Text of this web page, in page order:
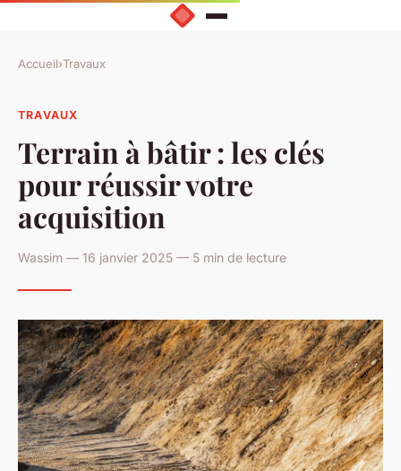
Accueil›Travaux
TRAVAUX
Terrain à bâtir : les clés
pour réussir votre
acquisition
Wassim — 16 janvier 2025 — 5 min de lecture